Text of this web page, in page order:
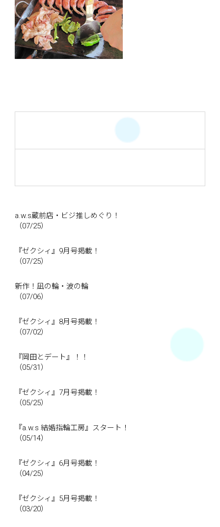
a.w.s蔵前店・ビジ推しめぐり！
（07/25）
『ゼクシィ』9月号掲載！
（07/25）
新作！凪の輪・波の輪
（07/06）
『ゼクシィ』8月号掲載！
（07/02）
『岡田とデート』！！
（05/31）
『ゼクシィ』7月号掲載！
（05/25）
『a.w.s 結婚指輪工房』スタート！
（05/14）
『ゼクシィ』6月号掲載！
（04/25）
『ゼクシィ』5月号掲載！
（03/20）